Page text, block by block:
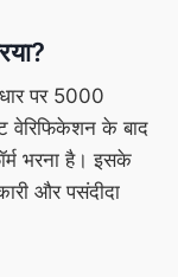
पर 5000
वेरिफिकेशन के बाद
भरना है। इसके
और पसंदीदा